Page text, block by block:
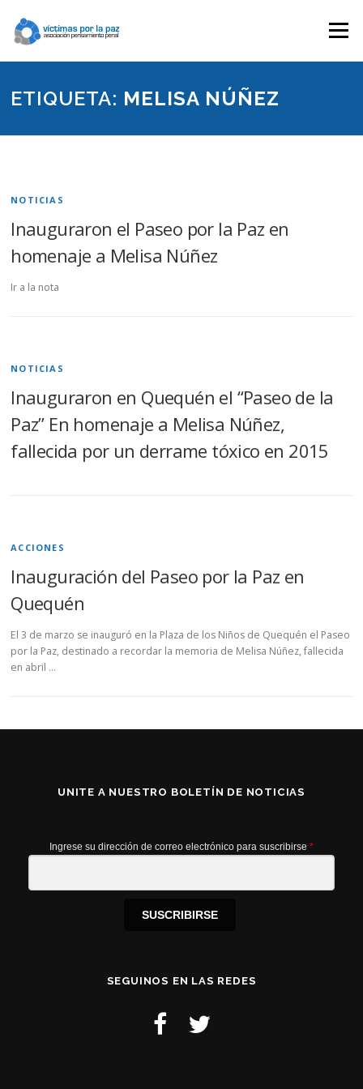
contenido
Menú
ETIQUETA: MELISA NÚÑEZ
NOTICIAS
Inauguraron el Paseo por la Paz en
homenaje a Melisa Núñez
Ir a la nota
NOTICIAS
Inauguraron en Quequén el “Paseo de la
Paz” En homenaje a Melisa Núñez,
fallecida por un derrame tóxico en 2015
ACCIONES
Inauguración del Paseo por la Paz en
Quequén
El 3 de marzo se inauguró en la Plaza de los Niños de Quequén el Paseo
por la Paz, destinado a recordar la memoria de Melisa Núñez, fallecida
en abril …
UNITE A NUESTRO BOLETÍN DE NOTICIAS
Ingrese su dirección de correo electrónico para suscribirse *
SUSCRIBIRSE
SEGUINOS EN LAS REDES